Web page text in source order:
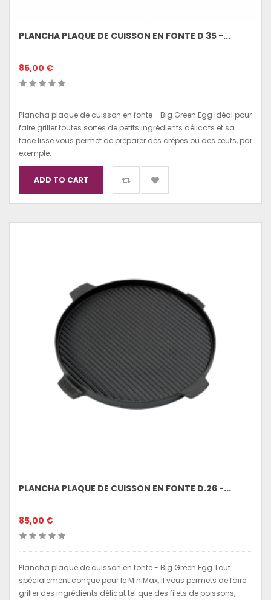
PLANCHA PLAQUE DE CUISSON EN FONTE D 35 -...
85,00 €
Plancha plaque de cuisson en fonte - Big Green Egg Idéal pour
faire griller toutes sortes de petits ingrédients délicats et sa
face lisse vous permet de preparer des crêpes ou des œufs, par
exemple.
ADD TO CART
PLANCHA PLAQUE DE CUISSON EN FONTE D.26 -...
85,00 €
Plancha plaque de cuisson en fonte - Big Green Egg Tout
spécialement conçue pour le MiniMax, il vous permets de faire
griller des ingrédients délicat tel que des filets de poissons,